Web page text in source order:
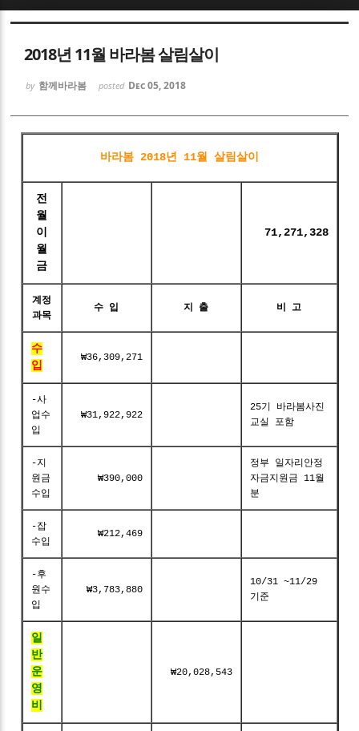
2018년 11월 바라봄 살림살이
by 함께바라봄 posted Dec 05, 2018
바라봄 2018년 11월 살림살이
전
월
이
월
금
71,271,328
계정
과목
수 입 지 출 비 고
수
입
₩36,309,271
-사
업수
입
₩31,922,922
25기 바라봄사진
교실 포함
-지
원금
수입
₩390,000
정부 일자리안정
자금지원금 11월
분
-잡
수입
₩212,469
-후
원수
입
₩3,783,880
10/31 ~11/29
기준
일
반
운
영
비
₩20,028,543
Sketchbook5, 스케치북5
Sketchbook5, 스케치북5